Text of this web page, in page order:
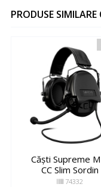
PRODUSE
Căști Supreme
CC Slim Sordin
74332